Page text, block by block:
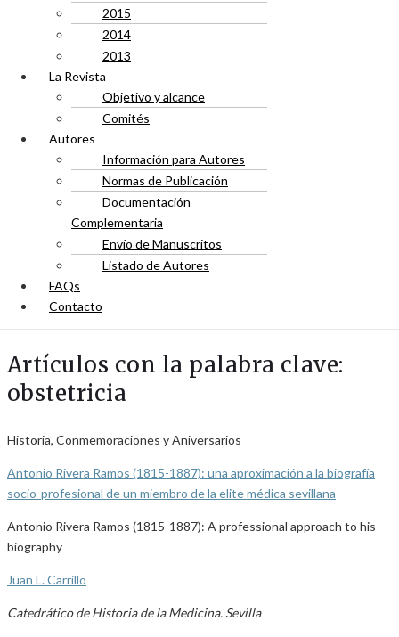
2015
2014
2013
La Revista
Objetivo y alcance
Comités
Autores
Información para Autores
Normas de Publicación
Documentación
Complementaria
Envío de Manuscritos
Listado de Autores
FAQs
Contacto
Artículos con la palabra clave:
obstetricia
Historia, Conmemoraciones y Aniversarios
Antonio Rivera Ramos (1815-1887): una aproximación a la biografía
socio-profesional de un miembro de la elite médica sevillana
Antonio Rivera Ramos (1815-1887): A professional approach to his
biography
Juan L. Carrillo
Catedrático de Historia de la Medicina. Sevilla